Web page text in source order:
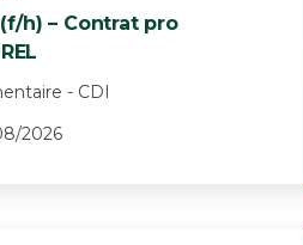
h) – Contrat pro
- CDI
2026